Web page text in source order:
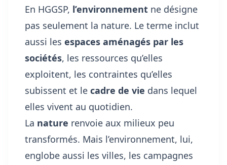
En HGGSP, l’environnement ne désigne
pas seulement la nature. Le terme inclut
aussi les espaces aménagés par les
sociétés, les ressources qu’elles
exploitent, les contraintes qu’elles
subissent et le cadre de vie dans lequel
elles vivent au quotidien.
La nature renvoie aux milieux peu
transformés. Mais l’environnement, lui,
englobe aussi les villes, les campagnes